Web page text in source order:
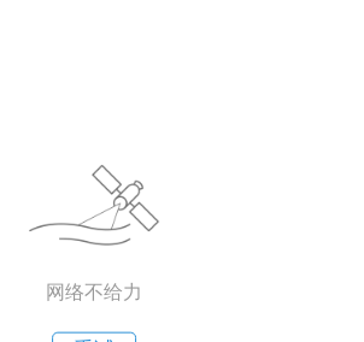
网络不给力